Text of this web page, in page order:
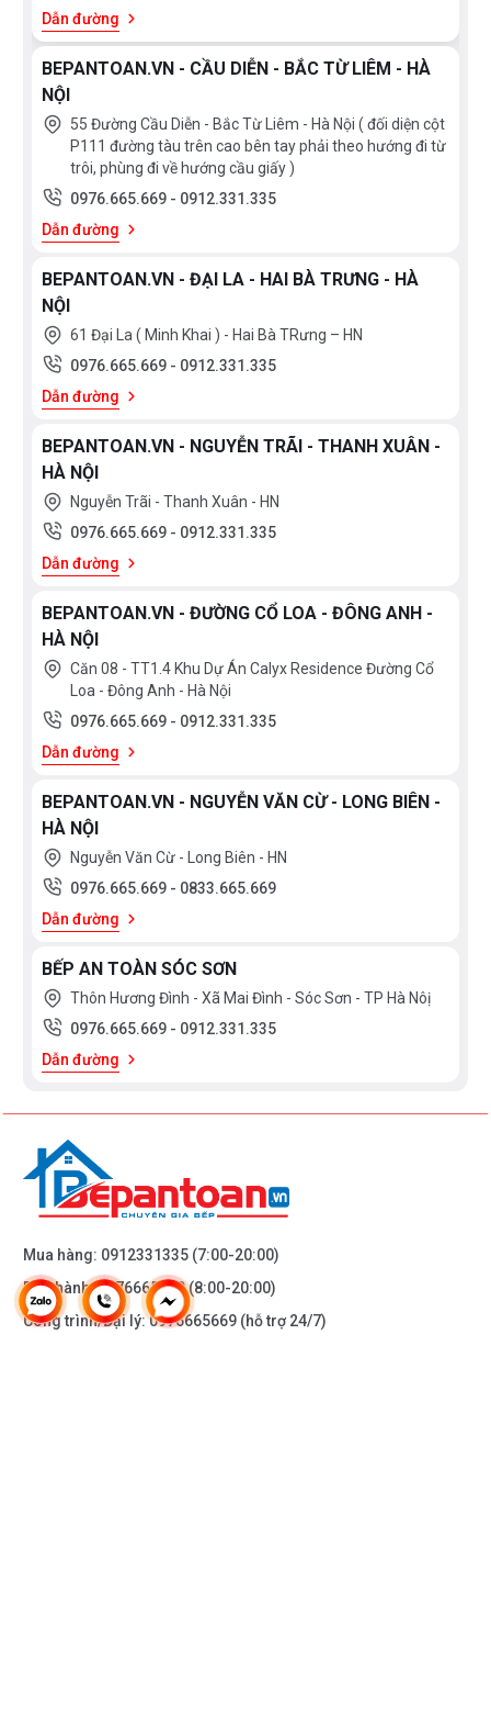
Singapore
India
Indonesia
ROMANIA
Slovakia
Czech
Russia
Taiwan
Denmark
Turkey
Portugal
Liên
doanh
Anh
Thụy
Germany
Italy
Malaysia
France
Poland
Thailand
Korea
Japan
China
Việt
Nam
Mỹ
Chính
Hãng
thêm
10
bộ
9
bộ
bộ
bộ
12
bộ
14
bộ
15
bộ
13
bộ
7
Xem
thêm
KÍCH
THƯỚC
600
mm
700
mm
800
mm
900
mm
1200
Đặc
1000
mm
1100
mm
400mm
450mm
thêm
Dẫn đường
BEPANTOAN.VN - CẦU DIỄN - BẮC TỪ LIÊM - HÀ
NỘI
55 Đường Cầu Diễn - Bắc Từ Liêm - Hà Nội ( đối diện cột
P111 đường tàu trên cao bên tay phải theo hướng đi từ
trôi, phùng đi về hướng cầu giấy )
0976.665.669 - 0912.331.335
Dẫn đường
BEPANTOAN.VN - ĐẠI LA - HAI BÀ TRƯNG - HÀ
NỘI
61 Đại La ( Minh Khai ) - Hai Bà TRưng – HN
0976.665.669 - 0912.331.335
Dẫn đường
BEPANTOAN.VN - NGUYỄN TRÃI - THANH XUÂN -
HÀ NỘI
Nguyễn Trãi - Thanh Xuân - HN
0976.665.669 - 0912.331.335
Dẫn đường
BEPANTOAN.VN - ĐƯỜNG CỔ LOA - ĐÔNG ANH -
HÀ NỘI
Căn 08 - TT1.4 Khu Dự Án Calyx Residence Đường Cổ
Loa - Đông Anh - Hà Nội
0976.665.669 - 0912.331.335
Dẫn đường
BEPANTOAN.VN - NGUYỄN VĂN CỪ - LONG BIÊN -
HÀ NỘI
Nguyễn Văn Cừ - Long Biên - HN
0976.665.669 - 0833.665.669
Dẫn đường
BẾP AN TOÀN SÓC SƠN
Thôn Hương Đình - Xã Mai Đình - Sóc Sơn - TP Hà Nôị
0976.665.669 - 0912.331.335
Dẫn đường
Mua hàng: 0912331335 (7:00-20:00)
Bảo hành:0976665669(8:00-20:00)
Công trình/Đại lý:0976665669 (hỗ trợ 24/7)